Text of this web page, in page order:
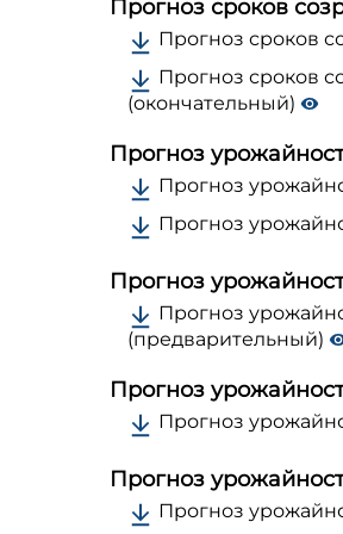
Прогноз сроков
Прогноз сроков
Прогноз сроков
(окончательный)
Прогноз
Прогноз
Прогноз
Прогноз
Прогноз
(предварительный)
Прогноз
Прогноз
Прогноз
Прогноз